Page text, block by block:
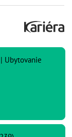
Ubytovanie